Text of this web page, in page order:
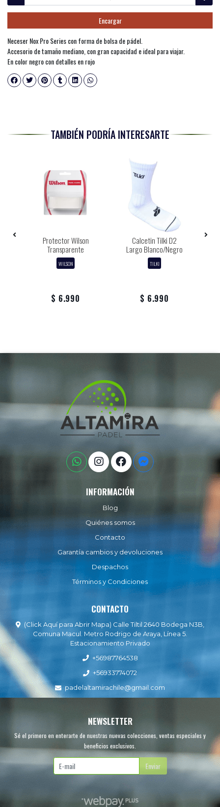
Encargar
Neceser Nox Pro Series con forma de bolsa de pádel.
Accesorio de tamaño mediano, con gran capacidad e ideal para viajar.
En color negro con detalles en rojo
TAMBIÉN PODRÍA INTERESARTE
Protector Wilson
Transparente
WILSON
$ 6.990
Calcetin Tilki D2
Largo Blanco/Negro
TILKI
$ 6.990
INFORMACIÓN
Blog
Quiénes somos
Contacto
Garantía cambios y devoluciones
Despachos
Términos y Condiciones
CONTACTO
(Click Aquí para Abrir Mapa) Calle Tiltil 2640 Bodega N3B,
Comuna Macul. Metro Rodrigo de Araya, Línea 5.
Estacionamiento Privado
+56987764538
+56933774072
padelaltamirachile@gmail.com
NEWSLETTER
Sé el primero en enterarte de nuestras nuevas colecciones, ventas especiales y
beneficios exclusivos.
Enviar